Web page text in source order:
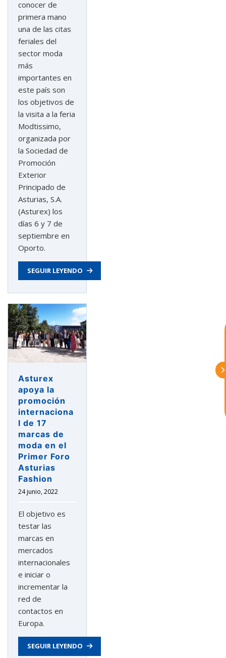
conocer de
primera mano
una de las citas
feriales del
sector moda
más
importantes en
este país son
los objetivos de
la visita a la feria
Modtissimo,
organizada por
la Sociedad de
Promoción
Exterior
Principado de
Asturias, S.A.
(Asturex) los
días 6 y 7 de
septiembre en
Oporto.
SEGUIR LEYENDO
Asturex
apoya la
promoción
internaciona
l de 17
marcas de
moda en el
Primer Foro
Asturias
Fashion
24 junio, 2022
El objetivo es
testar las
marcas en
mercados
internacionales
e iniciar o
incrementar la
red de
contactos en
Europa.
SEGUIR LEYENDO
astu
exportar importa
tu empresa e informarte sobre los
eventos y actividades que lleva a cabo
Asturex.
Al continuar con la Conversación,
aceptas nuestra
¿En que te puedo ayudar hoy?